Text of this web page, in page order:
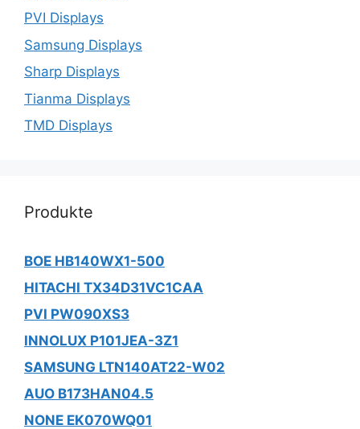
PVI Displays
Samsung Displays
Sharp Displays
Tianma Displays
TMD Displays
Produkte
BOE HB140WX1-500
HITACHI TX34D31VC1CAA
PVI PW090XS3
INNOLUX P101JEA-3Z1
SAMSUNG LTN140AT22-W02
AUO B173HAN04.5
NONE EK070WQ01